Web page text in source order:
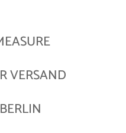
VERSAND